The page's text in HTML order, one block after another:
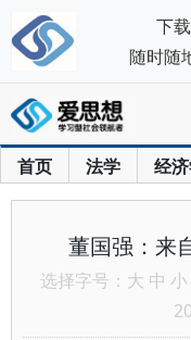
首页 法学 经
董国强：来
选择字号： 大 中 小
下
随时随